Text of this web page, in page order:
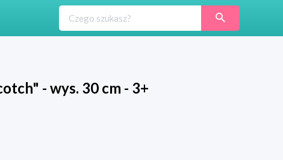
- wys. 30 cm - 3+